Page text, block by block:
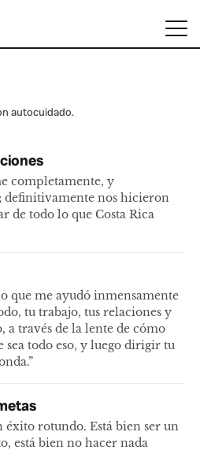
autocuidado.
completamente, y
definitivamente nos hicieron
de todo lo que Costa Rica
que me ayudó inmensamente
tu trabajo, tus relaciones y
a través de la lente de cómo
sea todo eso, y luego dirigir tu
éxito rotundo. Está bien ser un
está bien no hacer nada